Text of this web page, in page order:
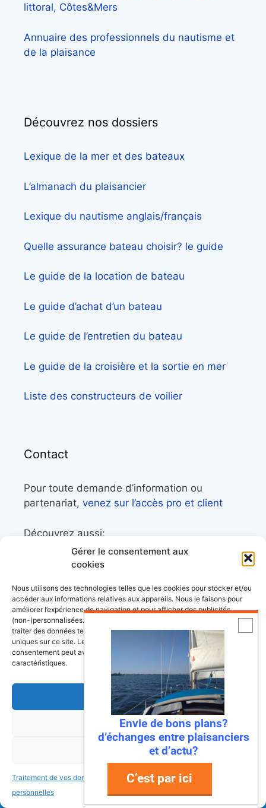
Gérer le consentement aux
cookies
Nous utilisons des technologies telles que les cookies pour stocker et/ou
accéder aux informations relatives aux appareils. Nous le faisons pour
améliorer l’expérience de navigation et pour afficher des publicités
(non-)personnalisées. Consentir à ces technologies nous autorisera à
traiter des données telles que le comportement de navigation ou les ID
uniques sur ce site. Le fait de ne pas consentir ou de retirer son
consentement peut avoir un effet négatif sur certaines fonctonnalités et
caractéristiques.
Accepter
Refuser
Voir les préférences
Traitement de vos données
personnelles
Traitement de vos données
personnelles
littoral, Côtes&Mers
Annuaire des professionnels du nautisme et
de la plaisance
Découvrez nos dossiers
Lexique de la mer et des bateaux
L’almanach du plaisancier
Lexique du nautisme anglais/français
Quelle assurance bateau choisir? le guide
Le guide de la location de bateau
Le guide d’achat d’un bateau
Le guide de l’entretien du bateau
Le guide de la croisière et la sortie en mer
Liste des constructeurs de voilier
Contact
Pour toute demande d’information ou
partenariat, venez sur l’accès pro et client
Découvrez aussi:
Côtes&Mers, le magazine du littoral et sa
Mers&Montagnes, Equipement outdoor pour
le trek et le raid nautique
BoatingAds, le site d’annonces bateaux
européen
Stock images by Depositphotos
données personnelles
conditions générales
mentions légales
Envie de bons plans?
d’échanges entre plaisanciers
et d’actu?
C’est par ici